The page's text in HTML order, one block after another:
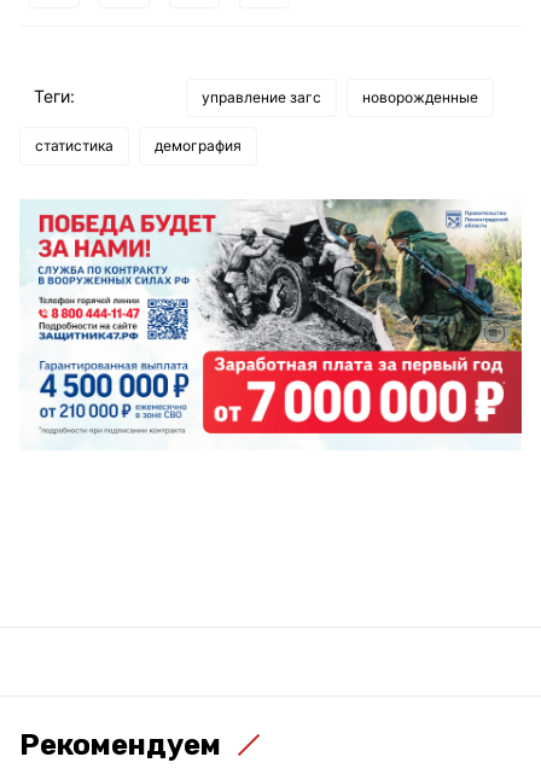
Теги: управление загс новорожденные
статистика демография
Рекомендуем